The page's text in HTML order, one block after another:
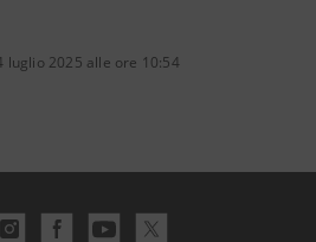
luglio 2025 alle ore 10:54